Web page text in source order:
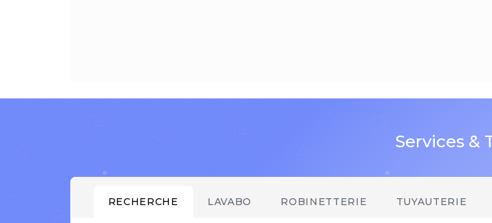
Services &
RECHERCHE LAVABO ROBINETTERIE TUYAUTERIE